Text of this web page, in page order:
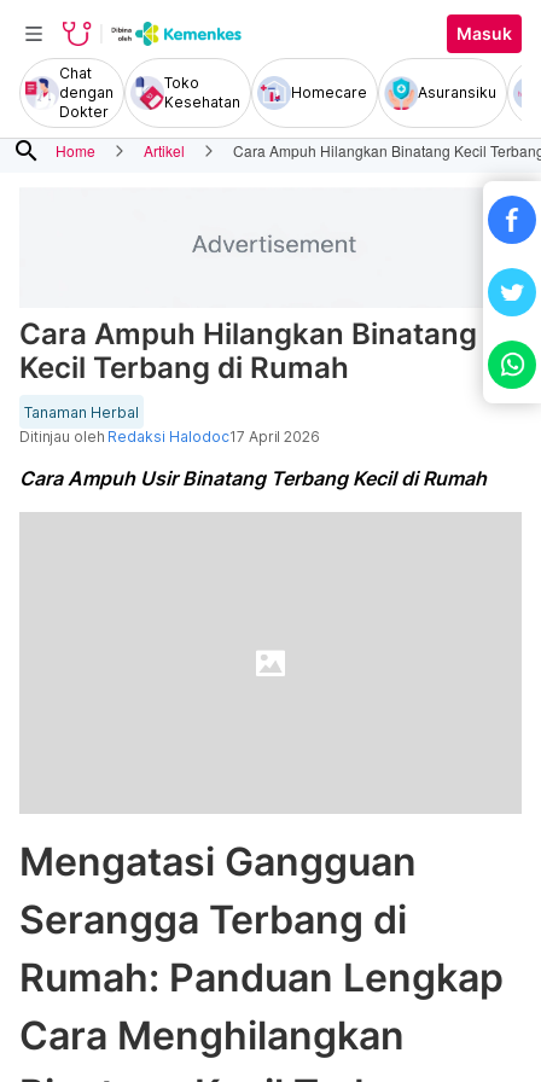
Masuk
Chat
dengan
Dokter
Toko
Kesehatan
Homecare Asuransiku
search Home Artikel Cara Ampuh Hilangkan Binatang Kecil
Cara Ampuh Hilangkan Binatang
Kecil Terbang di Rumah
Tanaman Herbal
Ditinjau oleh Redaksi Halodoc17 April 2026
Cara Ampuh Usir Binatang Terbang Kecil di Rumah
Mengatasi Gangguan
Serangga Terbang di
Rumah: Panduan Lengkap
Cara Menghilangkan